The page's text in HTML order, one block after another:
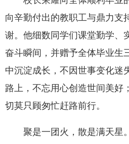
向辛勤付出的教职工与鼎力支
谢。他细数同学们课堂勤学、
奋斗瞬间，并赠予全体毕业生
中沉淀成长，不因世事变化迷
路上，不忘用心创造世间美好
切莫只顾匆忙赶路前行。
聚是一团火，散是满天星